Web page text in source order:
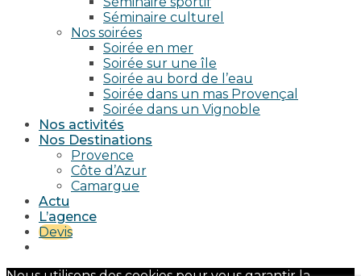
Séminaire culturel
Nos soirées
Soirée en mer
Soirée sur une île
Soirée au bord de l’eau
Soirée dans un mas Provençal
Soirée dans un Vignoble
Nos activités
Nos Destinations
Provence
Côte d’Azur
Camargue
Actu
L’agence
Devis